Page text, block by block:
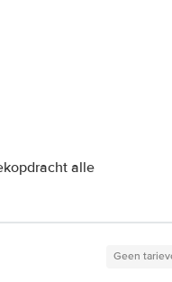
alle
Geen